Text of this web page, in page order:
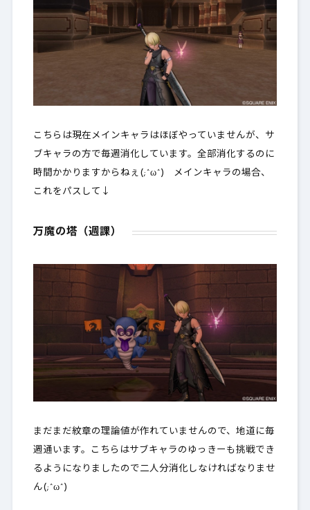
こちらは現在メインキャラはほぼやっていませんが、サ
ブキャラの方で毎週消化しています。全部消化するのに
時間かかりますからねぇ(;^ω^) メインキャラの場合、
これをパスして↓
万魔の塔（週課）
まだまだ紋章の理論値が作れていませんので、地道に毎
週通います。こちらはサブキャラのゆっきーも挑戦でき
るようになりましたので二人分消化しなければなりませ
ん(;^ω^)